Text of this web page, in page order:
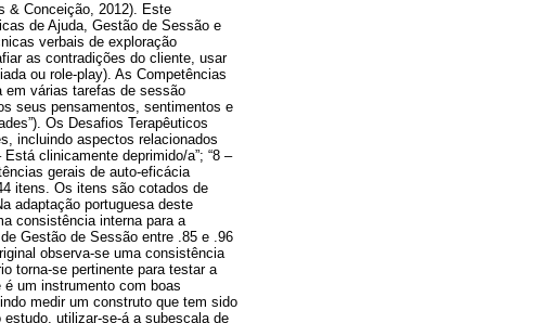
& Conceição, 2012). Este
de Ajuda, Gestão de Sessão e
verbais de exploração
as contradições do cliente, usar
ou role-play). As Competências
em várias tarefas de sessão
seus pensamentos, sentimentos e
Os Desafios Terapêuticos
incluindo aspectos relacionados
clinicamente deprimido/a”; “8 –
gerais de auto-eficácia
itens. Os itens são cotados de
adaptação portuguesa deste
consistência interna para a
Gestão de Sessão entre .85 e .96
observa-se uma consistência
torna-se pertinente para testar a
um instrumento com boas
medir um construto que tem sido
utilizar-se-á a subescala de